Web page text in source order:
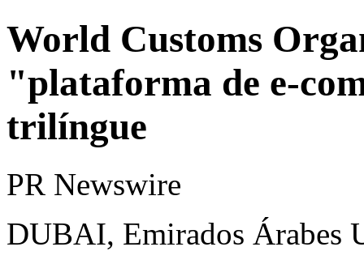
World Customs
"plataforma de e-
trilíngue
PR Newswire
DUBAI, Emirados Árabes